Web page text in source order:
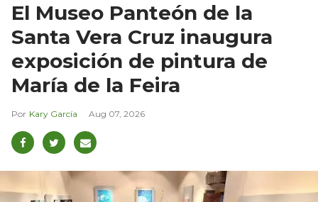
El Museo Panteón de la
Santa Vera Cruz inaugura
exposición de pintura de
María de la Feira
Kary García Aug 07, 2026